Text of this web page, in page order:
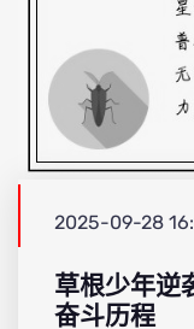
2025-09-28
草根少年逆
奋斗历程